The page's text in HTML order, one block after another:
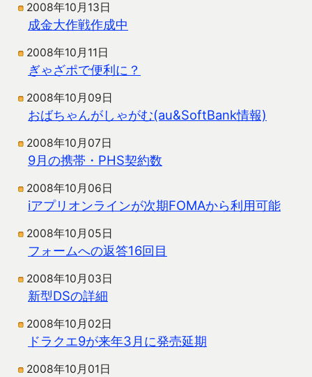
2008年10月13日
成金大作戦作成中
2008年10月11日
ぎゃざポで便利に？
2008年10月09日
おばちゃんがしゃがむ(au&SoftBank情報)
2008年10月07日
9月の携帯・PHS契約数
2008年10月06日
iアプリオンラインが次期FOMAから利用可能
2008年10月05日
フォームへの返答16回目
2008年10月03日
新型DSの詳細
2008年10月02日
ドラクエ9が来年3月に発売延期
2008年10月01日